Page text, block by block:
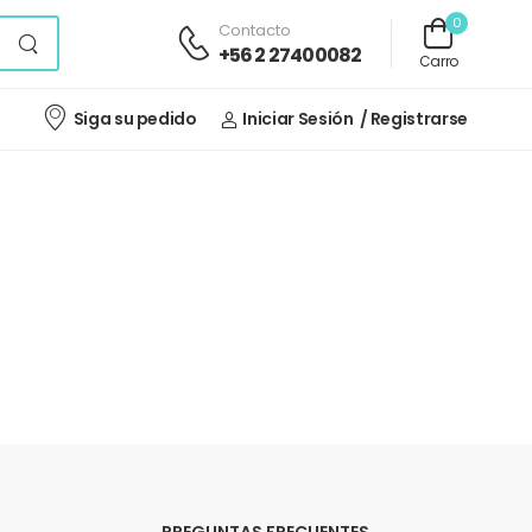
Contacto
+56 2 27400082
0
Carro
Siga su pedido Iniciar Sesión / Registrarse